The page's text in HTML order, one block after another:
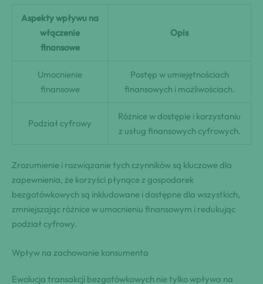
Aspekty wpływu na
włączenie
finansowe
Opis
Umocnienie
finansowe
Postęp w umiejętnościach
finansowych i możliwościach.
Podział cyfrowy
Różnice w dostępie i korzystaniu
z usług finansowych cyfrowych.
Zrozumienie i rozwiązanie tych czynników są kluczowe dla
zapewnienia, że korzyści płynące z gospodarek
bezgotówkowych są inkludowane i dostępne dla wszystkich,
zmniejszając różnice w umocnieniu finansowym i redukując
podział cyfrowy.
Wpływ na zachowanie konsumenta
Ewolucja transakcji bezgotówkowych nie tylko wpływa na